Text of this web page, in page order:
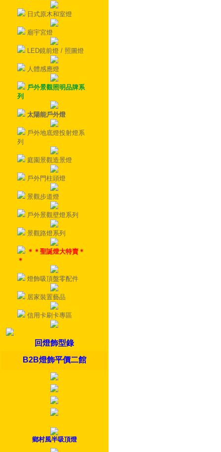
日式原木和室燈
廟宇宮燈
LED鏡前燈 / 照圖燈
人體感應燈
戶外景觀照明品牌系
列
太陽能戶外燈
戶外地底燈投射燈系
列
庭園景觀造景燈
戶外門柱頭燈
景觀步道燈
戶外景觀壁燈系列
景觀路燈系列
＊＊聖誕燈大特賣＊
＊
燈飾吸頂盤零配件
居家裝置藝品
信用卡刷卡專區
回燈飾型錄
B2B燈飾平價二館
鄉村風半吸頂燈